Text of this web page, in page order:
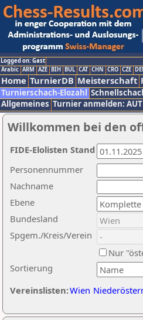
Logged on: Gast
Arabic ARM AZE BIH BUL CAT CHN CRO CZE
Home TurnierDB Meisterschaft
Turnierschach-Elozahl
Allgemeines Turnier anmelden: AUT
Willkommen bei den
Nachname
Ebene
Sortierung
Personennummer
Bundesland
Spgem./Kreis/Verein
Nur
Vereinslisten:Wien
FIDE-Elolisten Stand